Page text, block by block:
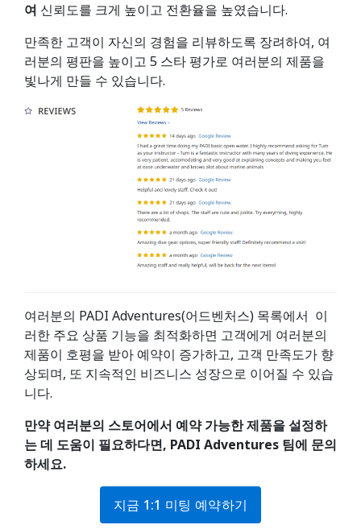
여 신뢰도를 크게 높이고 전환율을 높였습니다.
만족한 고객이 자신의 경험을 리뷰하도록 장려하여, 여
러분의 평판을 높이고 5 스타 평가로 여러분의 제품을
빛나게 만들 수 있습니다.
여러분의 PADI Adventures(어드벤처스) 목록에서 이
러한 주요 상품 기능을 최적화하면 고객에게 여러분의
제품이 호평을 받아 예약이 증가하고, 고객 만족도가 향
상되며, 또 지속적인 비즈니스 성장으로 이어질 수 있습
니다.
만약 여러분의 스토어에서 예약 가능한 제품을 설정하
는 데 도움이 필요하다면, PADI Adventures 팀에 문의
하세요.
지금 1:1 미팅 예약하기